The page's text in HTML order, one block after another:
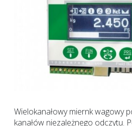
Wielokanałowy miernk wagowy
kanałów niezależnego odczytu.